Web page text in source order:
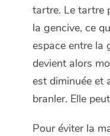
tartre. Le tartre
la gencive, ce
espace entre la
devient alors
est diminuée et
branler. Elle
Pour éviter la